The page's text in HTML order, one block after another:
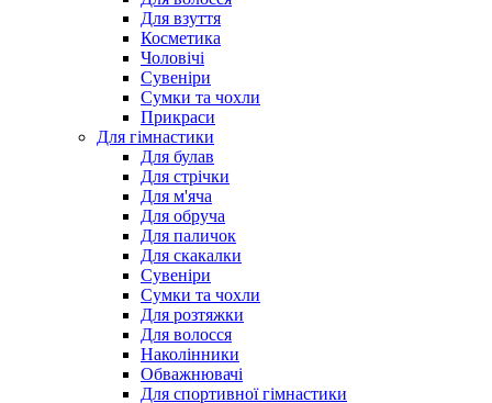
Для взуття
Косметика
Чоловічі
Сувеніри
Сумки та чохли
Прикраси
Для гімнастики
Для булав
Для стрічки
Для м'яча
Для обруча
Для паличок
Для скакалки
Сувеніри
Сумки та чохли
Для розтяжки
Для волосся
Наколінники
Обважнювачі
Для спортивної гімнастики